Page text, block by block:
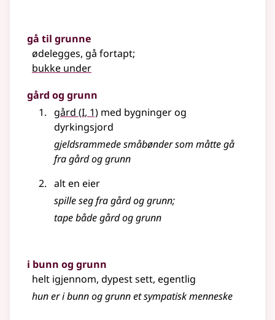
gå til grunne
ødelegges, gå fortapt;
bukke under
gård og grunn
gård (1
I, 1) med bygninger og
dyrkingsjord
gjeldsrammede småbønder som måtte gå
fra gård og grunn
alt en eier
spille seg fra gård og grunn;
tape både gård og grunn
i bunn og grunn
helt igjennom, dypest sett, egentlig
hun er ibunnog grunn et sympatisk menneske